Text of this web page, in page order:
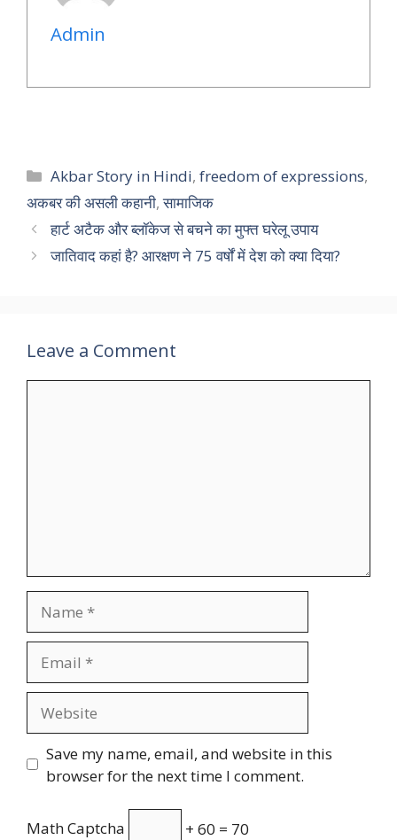
Admin
Categories
Akbar Story in Hindi,freedom of expressions,
अकबर की असली कहानी,सामाजिक
हार्ट अटैक और ब्लॉकेज से बचने का मुफ्त घरेलू उपाय
जातिवाद कहां है? आरक्षण ने 75 वर्षों में देश को क्या दिया?
Leave a Comment
Save my name, email, and website in this
browser for the next time I comment.
Math Captcha + 60 = 70